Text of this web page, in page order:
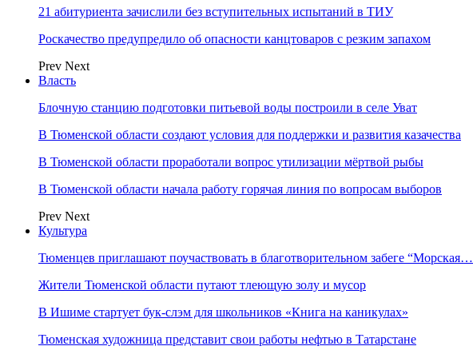
21 абитуриента зачислили без вступительных испытаний в ТИУ
Роскачество предупредило об опасности канцтоваров с резким запахом
Prev Next
Власть
Блочную станцию подготовки питьевой воды построили в селе Уват
В Тюменской области создают условия для поддержки и развития казачества
В Тюменской области проработали вопрос утилизации мёртвой рыбы
В Тюменской области начала работу горячая линия по вопросам выборов
Prev Next
Культура
Тюменцев приглашают поучаствовать в благотворительном забеге “Морская…
Жители Тюменской области путают тлеющую золу и мусор
В Ишиме стартует бук-слэм для школьников «Книга на каникулах»
Тюменская художница представит свои работы нефтью в Татарстане